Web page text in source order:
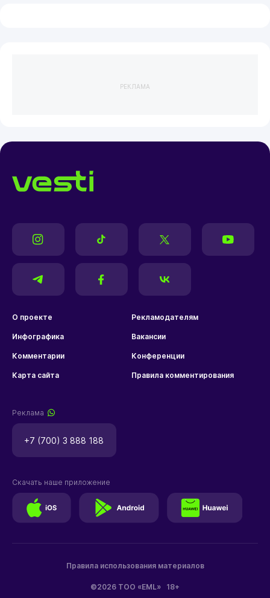
РЕКЛАМА
О проекте Рекламодателям
Инфографика Вакансии
Комментарии Конференции
Карта сайта Правила комментирования
Реклама
+7 (700) 3 888 188
©2026 ТОО «EML» 18+
Правила использования материалов
Скачать наше приложение